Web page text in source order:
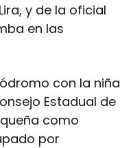
y de la oficial
en las
con la niña
Estadual de
como
por